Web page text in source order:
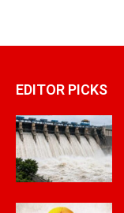
EDITOR PICKS